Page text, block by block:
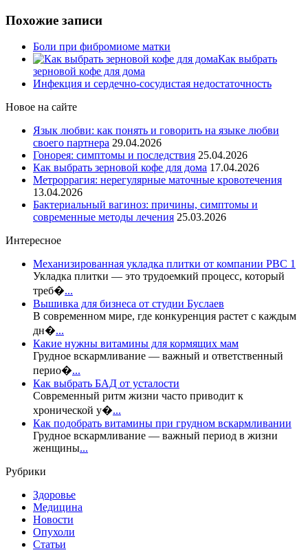
Похожие записи
Боли при фибромиоме матки
Как выбрать
зерновой кофе для дома
Инфекция и сердечно-сосудистая недостаточность
Новое на сайте
Язык любви: как понять и говорить на языке любви
своего партнера 29.04.2026
Гонорея: симптомы и последствия 25.04.2026
Как выбрать зерновой кофе для дома 17.04.2026
Метроррагия: нерегулярные маточные кровотечения
13.04.2026
Бактериальный вагиноз: причины, симптомы и
современные методы лечения 25.03.2026
Интересное
Механизированная укладка плитки от компании РВС 1
Укладка плитки — это трудоемкий процесс, который
треб�...
Вышивка для бизнеса от студии Буслаев
В современном мире, где конкуренция растет с каждым
дн�...
Какие нужны витамины для кормящих мам
Грудное вскармливание — важный и ответственный
перио�...
Как выбрать БАД от усталости
Современный ритм жизни часто приводит к
хронической у�...
Как подобрать витамины при грудном вскармливании
Грудное вскармливание — важный период в жизни
женщины...
Рубрики
Здоровье
Медицина
Новости
Опухоли
Статьи